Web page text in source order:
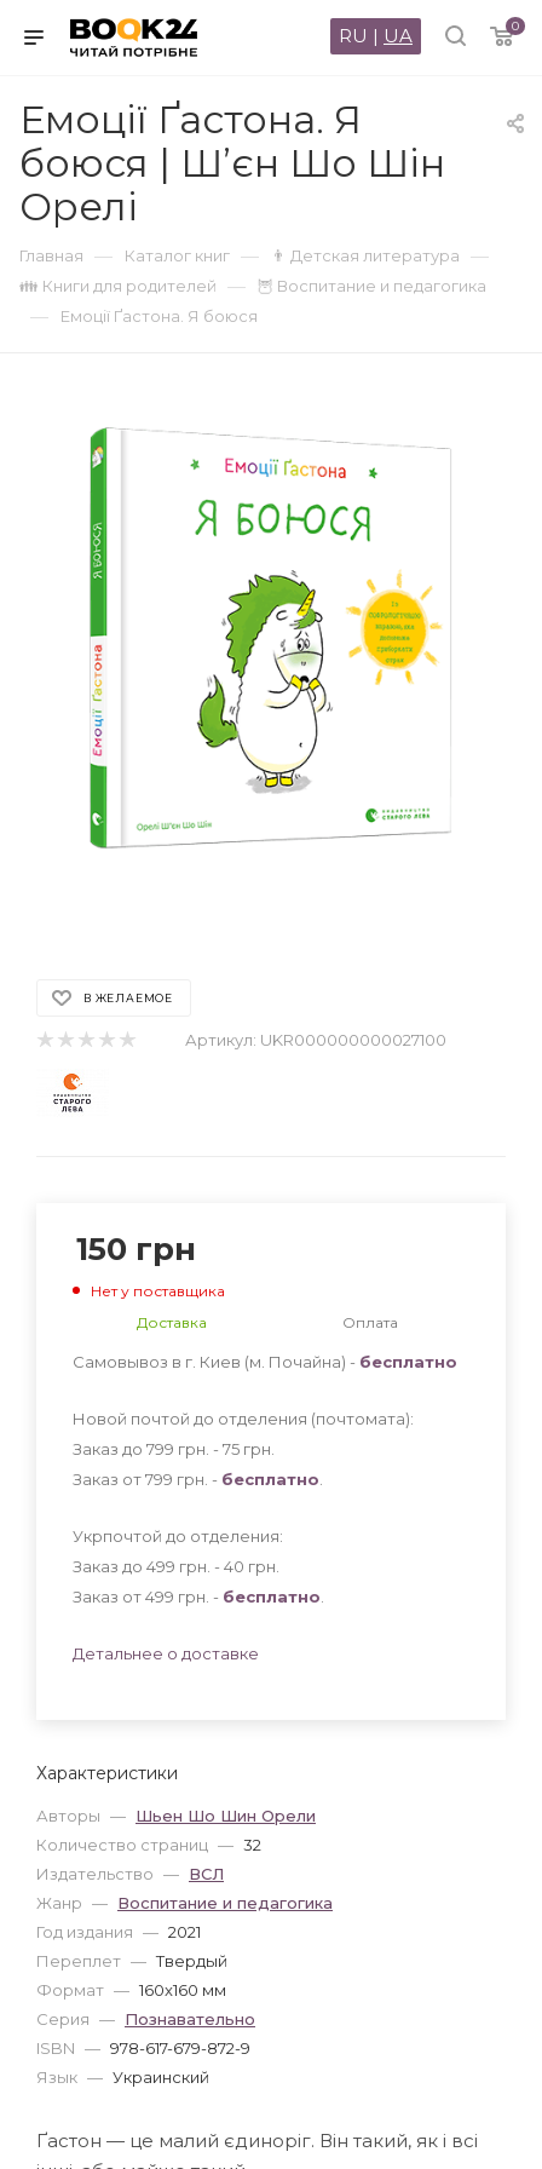
0
RU | UA
Емоції Ґастона. Я
боюся | Ш’єн Шо Шін
Орелі
Главная — Каталог книг — 👨 Детская литература —
👪 Книги для родителей — 🦉 Воспитание и педагогика
— Емоції Ґастона. Я боюся
В ЖЕЛАЕМОЕ
Артикул: UKR000000000027100
Характеристики
Авторы — Шьен Шо Шин Орели
Количество страниц — 32
Издательство — ВСЛ
Жанр — Воспитание и педагогика
Год издания — 2021
Переплет — Твердый
Формат — 160x160 мм
Серия — Познавательно
ISBN — 978-617-679-872-9
Язык — Украинский
150 грн
Нет у поставщика
Доставка
Оплата
Самовывоз в г. Киев (м. Почайна) - бесплатно
Новой почтой до отделения (почтомата):
Заказ до 799 грн. - 75 грн
Заказ от 799 грн. - бесплатно
Укрпочтой до отделения:
Заказ до 499 грн. - 40 грн
Заказ от 499 грн. - бесплатно
Детальнее о доставке
Ґастон — це малий єдиноріг. Він такий, як і всі